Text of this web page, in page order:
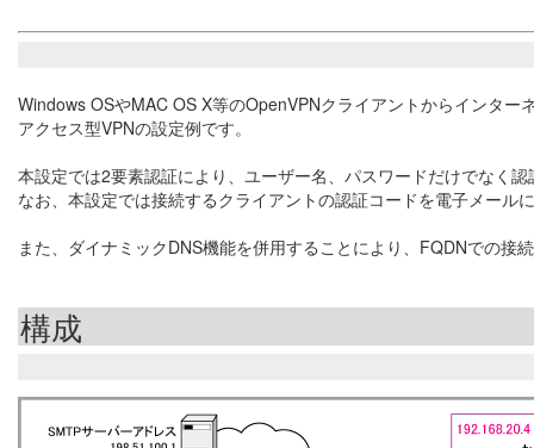
Windows OSやMAC OS X等のOpenVPNクライアントからインタ
アクセス型VPNの設定例です。
本設定では2要素認証により、ユーザー名、パスワードだけでなく
なお、本設定では接続するクライアントの認証コードを電子メール
また、ダイナミックDNS機能を併用することにより、FQDNでの接
構成